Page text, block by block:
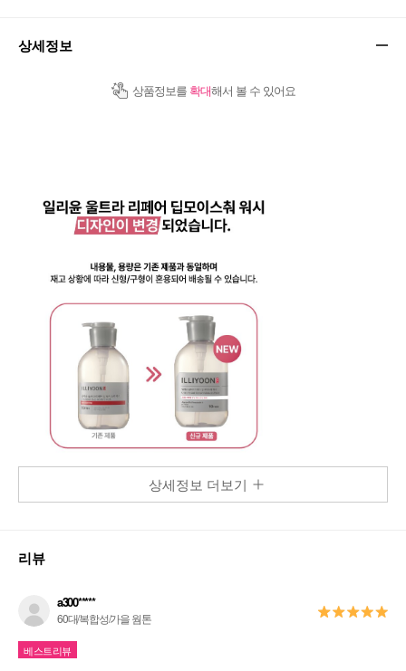
상세정보
상품정보를 확대해서 볼 수 있어요
상세정보 더보기
리뷰
a300*****
60대/복합성/가을 웜톤
베스트리뷰